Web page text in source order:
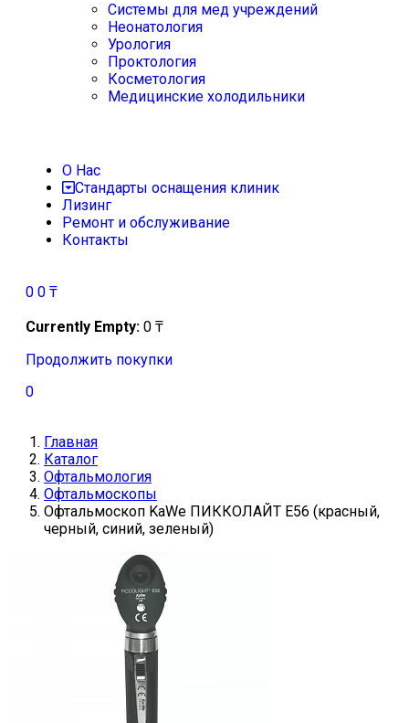
Системы для мед учреждений
Неонатология
Урология
Проктология
Косметология
Медицинские холодильники
О Нас
Стандарты оснащения клиник
Лизинг
Ремонт и обслуживание
Контакты
0 0 ₸
Currently Empty: 0 ₸
Продолжить покупки
0
Главная
Каталог
Офтальмология
Офтальмоскопы
Офтальмоскоп KaWe ПИККОЛАЙТ E56 (красный,
черный, синий, зеленый)